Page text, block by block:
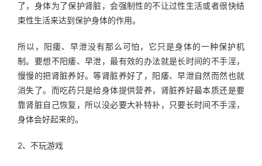
了，身体为了保护肾脏，会强制性的不让过性生活或者很快结
束性生活来达到保护身体的作用。
所以，阳痿、早泄没有那么可怕，它只是身体的一种保护机
制。要想不阳痿、早泄，最有效的办法就是长时间的不手淫，
慢慢的把肾脏养好。等肾脏养好了，阳痿、早泄自然而然也就
消失了。而吃药只是给身体提供营养，肾脏养好最本质还是要
靠肾脏自己恢复，所以没必要大补特补，只要长时间不手淫，
身体会好起来的。
2、不玩游戏